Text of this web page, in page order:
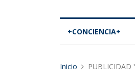
+CONCIENCIA+
Inicio PUBLICIDAD